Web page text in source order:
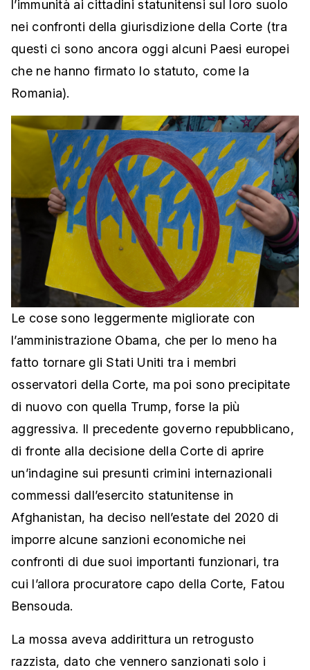
l’immunità ai cittadini statunitensi sul loro suolo
nei confronti della giurisdizione della Corte (tra
questi ci sono ancora oggi alcuni Paesi europei
che ne hanno firmato lo statuto, come la
Romania).
Le cose sono leggermente migliorate con
l’amministrazione Obama, che per lo meno ha
fatto tornare gli Stati Uniti tra i membri
osservatori della Corte, ma poi sono precipitate
di nuovo con quella Trump, forse la più
aggressiva. Il precedente governo repubblicano,
di fronte alla decisione della Corte di aprire
un’indagine sui presunti crimini internazionali
commessi dall’esercito statunitense in
Afghanistan, ha deciso nell’estate del 2020 di
imporre alcune sanzioni economiche nei
confronti di due suoi importanti funzionari, tra
cui l’allora procuratore capo della Corte, Fatou
Bensouda.
La mossa aveva addirittura un retrogusto
razzista, dato che vennero sanzionati solo i